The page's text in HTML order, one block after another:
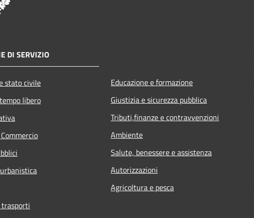
DI SERVIZIO
stato civile
libero
Educazione e formazione
Giustizia e sicurezza pubblica
Tributi,finanze e contravvenzioni
Ambiente
Salute, benessere e assistenza
Autorizzazioni
Agricoltura e pesca